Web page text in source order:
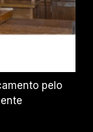
pelo